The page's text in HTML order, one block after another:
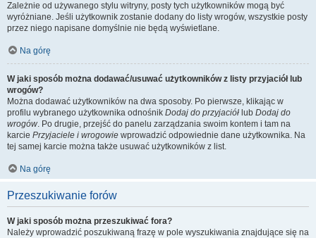
Zależnie od używanego stylu witryny, posty tych użytkowników mogą być
wyróżniane. Jeśli użytkownik zostanie dodany do listy wrogów, wszystkie posty
przez niego napisane domyślnie nie będą wyświetlane.
Na górę
W jaki sposób można dodawać/usuwać użytkowników z listy przyjaciół lub
wrogów?
Można dodawać użytkowników na dwa sposoby. Po pierwsze, klikając w
profilu wybranego użytkownika odnośnik Dodaj do przyjaciół lub Dodaj do
wrogów. Po drugie, przejść do panelu zarządzania swoim kontem i tam na
karcie Przyjaciele i wrogowie wprowadzić odpowiednie dane użytkownika. Na
tej samej karcie można także usuwać użytkowników z list.
Na górę
Przeszukiwanie forów
W jaki sposób można przeszukiwać fora?
Należy wprowadzić poszukiwaną frazę w pole wyszukiwania znajdujące się na